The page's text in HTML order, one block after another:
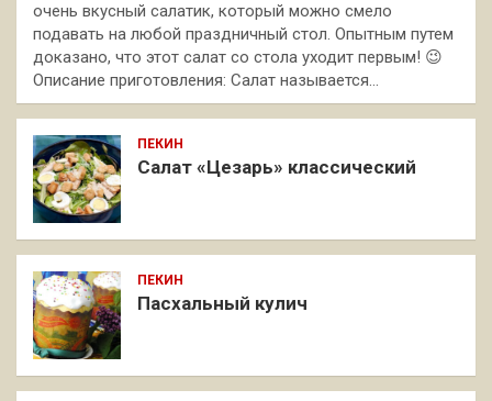
очень вкусный салатик, который можно смело
подавать на любой праздничный стол. Опытным путем
доказано, что этот салат со стола уходит первым! 😉
Описание приготовления: Салат называется…
ПЕКИН
Салат «Цезарь» классический
ПЕКИН
Пасхальный кулич